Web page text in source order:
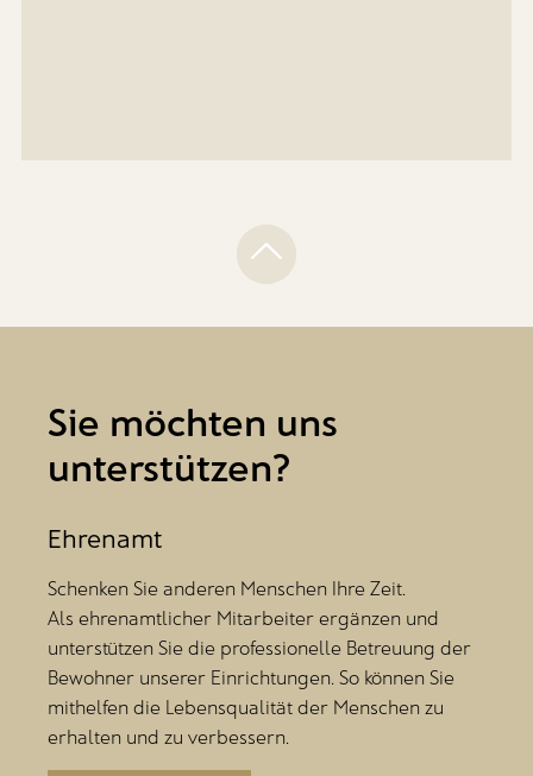
Sie möchten uns
unterstützen?
Ehrenamt
Schenken Sie anderen Menschen Ihre Zeit.
Als ehrenamtlicher Mitarbeiter ergänzen und
unterstützen Sie die professionelle Betreuung der
Bewohner unserer Einrichtungen. So können Sie
mithelfen die Lebensqualität der Menschen zu
erhalten und zu verbessern.